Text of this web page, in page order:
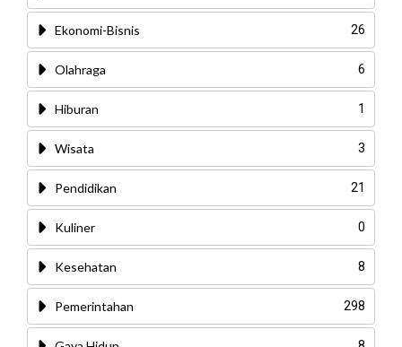
Ekonomi-Bisnis 26
Olahraga 6
Hiburan 1
Wisata 3
Pendidikan 21
Kuliner 0
Kesehatan 8
Pemerintahan 298